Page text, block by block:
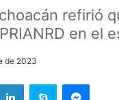
refirió
en el
de 2023
LinkedInSkype